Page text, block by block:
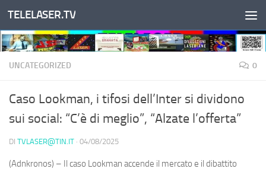
Salta al contenuto
TELELASER.TV
UNCATEGORIZED 0
Caso Lookman, i tifosi dell’Inter si dividono
sui social: “C’è di meglio”, “Alzate l’offerta”
DI TVLASER@TIN.IT · 04/08/2025
(Adnkronos) – Il caso Lookman accende il mercato e il dibattito